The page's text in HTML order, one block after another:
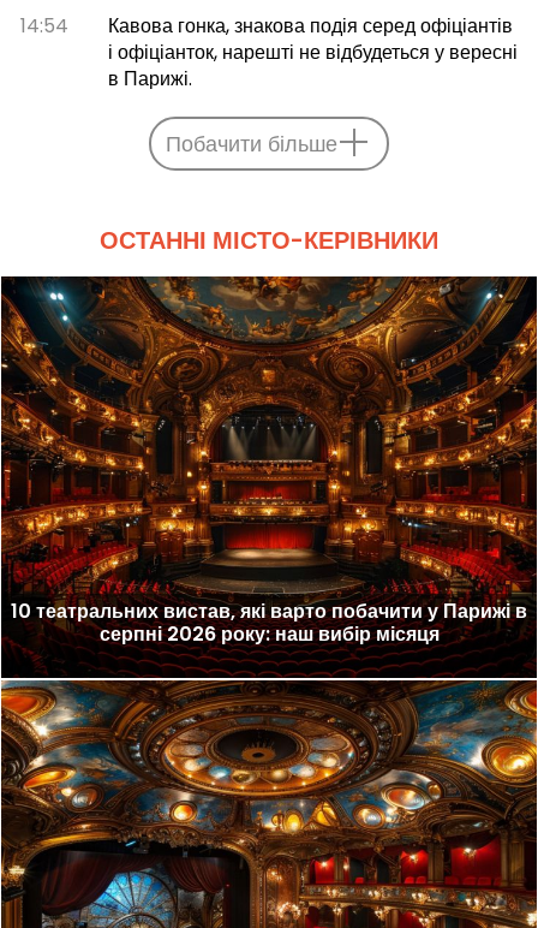
14:54
Кавова гонка, знакова подія серед офіціантів
і офіціанток, нарешті не відбудеться у вересні
в Парижі.
Побачити більше
ОСТАННІ МІСТО-КЕРІВНИКИ
10 театральних вистав, які варто побачити у Парижі в
серпні 2026 року: наш вибір місяця